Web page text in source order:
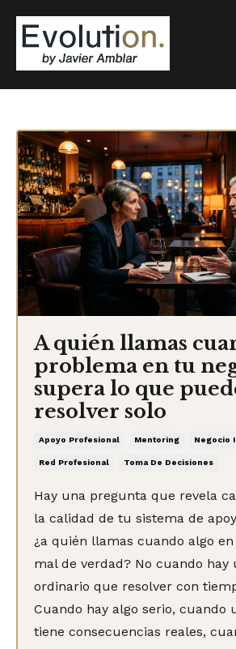
A quién llamas
problema en tu
supera lo que
resolver solo
Apoyo Profesional Mentoring Negocio
Red Profesional Toma De Decisiones
Hay una pregunta que revela
la calidad de tu sistema de
¿a quién llamas cuando algo
mal de verdad? No cuando hay
ordinario que resolver con
Cuando hay algo serio, cuando
tiene consecuencias reales,